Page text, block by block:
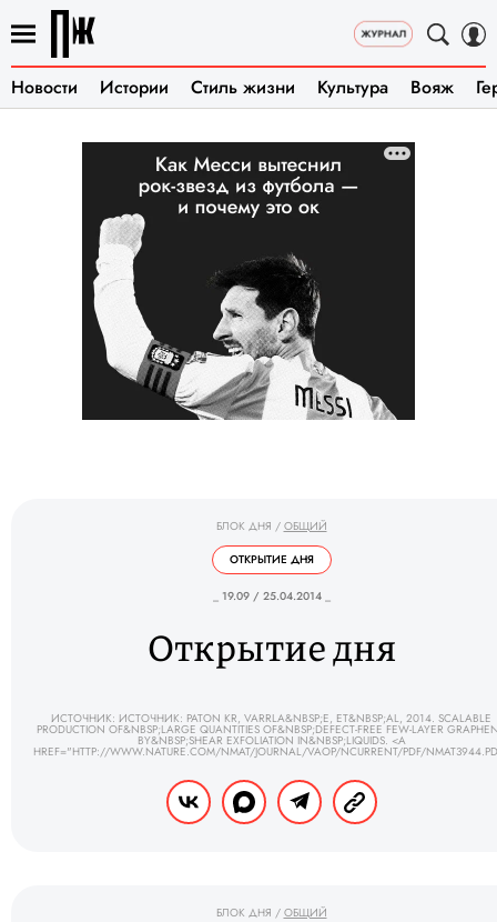
Новости Истории Стиль жизни Культура Вояж
БЛОК ДНЯ / ОБЩИЙ
ОТКРЫТИЕ ДНЯ
_ 19.09 / 25.04.2014 _
Открытие дня
ИСТОЧНИК: ИСТОЧНИК: PATON KR, VARRLA&NBSP;E, ET&NBSP;AL, 2014. SCALABLE
PRODUCTION OF&NBSP;LARGE QUANTITIES OF&NBSP;DEFECT-FREE FEW-LAYER
BY&NBSP;SHEAR EXFOLIATION IN&NBSP;LIQUIDS. <A
HREF="HTTP://WWW.NATURE.COM/NMAT/JOURNAL/VAOP/NCURRENT/PDF/
БЛОК ДНЯ / ОБЩИЙ